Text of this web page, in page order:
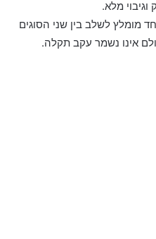
מלא.
מומלץ לשלב בין שני הסוגים
אינו נשמר עקב תקלה.